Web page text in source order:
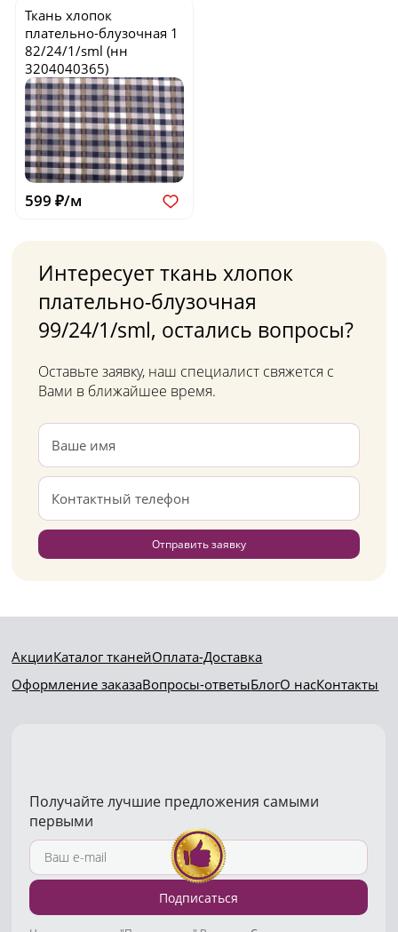
Ткань хлопок
плательно-блузочная 1
82/24/1/sml (нн
3204040365)
599 ₽/м
Интересует ткань хлопок
плательно-блузочная
99/24/1/sml, остались вопросы?
Оставьте заявку, наш специалист свяжется с
Вами в ближайшее время.
Отправить заявку
АкцииКаталог тканейОплата-Доставка
Оформление заказаВопросы-ответыБлогО насКонтакты
Получайте лучшие предложения самыми
первыми
Подписаться